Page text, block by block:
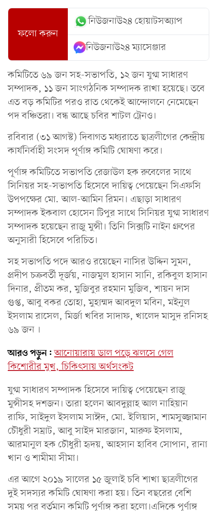
ফলো করুন
নিউজনাউ২৪ হোয়াটসঅ্যাপ
নিউজনাউ২৪ ম্যাসেঞ্জার
কমিটিতে ৬৯ জন সহ-সভাপতি, ১২ জন যুগ্ম সাধারণ
সম্পাদক, ১১ জন সাংগঠনিক সম্পাদক রাখা হয়েছে। তবে
এত বড় কমিটির পরও রাত থেকেই আন্দোলনে নেমেছেন
পদ বঞ্চিতরা। বন্ধ আছে চবির শাটল ট্রেনও।
রবিবার (৩১ আগস্ট) দিবাগত মধ্যরাতে ছাত্রলীগের কেন্দ্রীয়
কার্যনির্বাহী সংসদ পূর্ণাঙ্গ কমিটি ঘোষণা করে।
পূর্ণাঙ্গ কমিটিতে সভাপতি রেজাউল হক রুবেলের সাথে
সিনিয়র সহ-সভাপতি হিসেবে দায়িত্ব পেয়েছেন সিএফসি
উপপক্ষের মো. আল-আমিন রিমন। এছাড়া সাধারণ
সম্পাদক ইকবাল হোসেন টিপুর সাথে সিনিয়র যুগ্ম সাধারণ
সম্পাদক হয়েছেন রাজু মুন্সী। তিনি সিক্সটি নাইন গ্রুপের
অনুসারী হিসেবে পরিচিত।
সহ সভাপতি পদে আরও রয়েছেন নাসির উদ্দিন সুমন,
প্রদীপ চক্রবর্তী দূর্জয়, নাজমুল হাসান সানি, রকিবুল হাসান
দিনার, প্রীতম কর, মুজিবুর রহমান মুজিব, শায়ন দাস
গুপ্ত, আবু বকর তোহা, মুহাম্মদ আবদুল মবিন, মইনুল
ইসলাম রাসেল, মির্জা খবির সাদাফ, খালেদ মাসুদ রনিসহ
৬৯ জন ।
আরও পড়ুন: আনোয়ারায় ডাল পড়ে ঝলসে গেল
কিশোরীর মুখ, চিকিৎসায় অর্থসংকট
যুগ্ম সাধারণ সম্পাদক হিসেবে দায়িত্ব পেয়েছেন রাজু
মুন্সীসহ দশজন। তারা হলেন আবদুল্লাহ আল নাহিয়ান
রাফি, সাইদুল ইসলাম সাঈদ, মো. ইলিয়াস, শামসুজ্জামান
চৌধুরী সম্রাট, আবু সাইদ মারজান, মারুফ ইসলাম,
আরমানুল হক চৌধুরী হৃদয়, আহসান হাবিব সোপান, রানা
খান ও শামীমা সীমা।
এর আগে ২০১৯ সালের ১৫ জুলাই চবি শাখা ছাত্রলীগের
দুই সদস্যর কমিটি ঘোষণা করা হয়। তিন বছরের বেশি
সময় পর বর্তমান কমিটি পূর্ণাঙ্গ করা হলো।এদিকে পূর্ণাঙ্গ